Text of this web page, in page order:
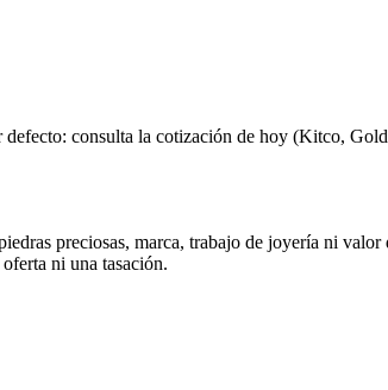
consulta la cotización de hoy (Kitco,
preciosas, marca, trabajo de joyería ni
ni una tasación.